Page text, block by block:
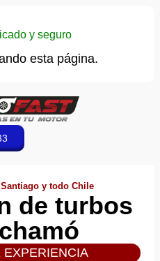
y seguro
esta página.
y todo Chile
de turbos
EXPERIENCIA